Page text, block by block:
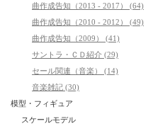
曲作成告知（2013 - 2017） (64)
曲作成告知（2010 - 2012） (49)
曲作成告知（2009） (41)
サントラ・ＣＤ紹介 (29)
セール関連（音楽） (14)
音楽雑記 (30)
模型・フィギュア
スケールモデル